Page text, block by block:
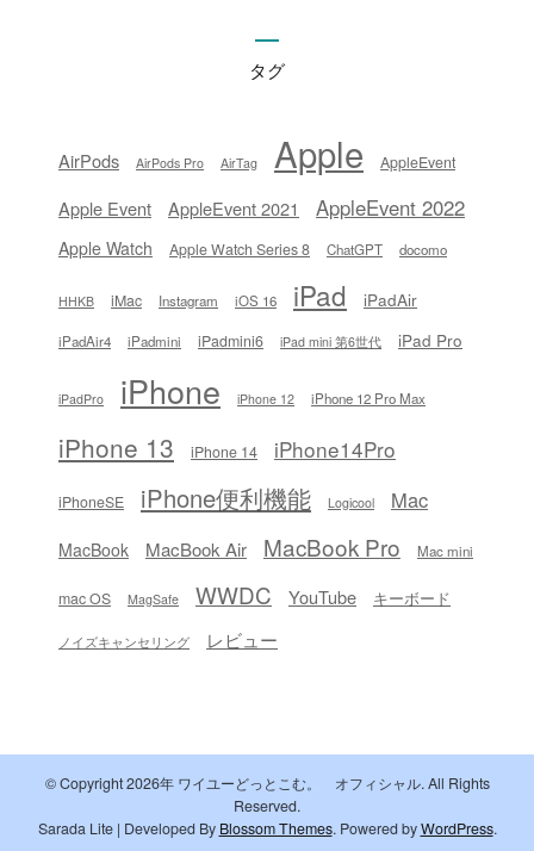
タグ
AirPods AirPods Pro AirTag Apple AppleEvent
Apple Event AppleEvent 2021 AppleEvent 2022
Apple Watch Apple Watch Series 8 ChatGPT docomo
HHKB iMac Instagram iOS 16 iPad iPadAir
iPadAir4 iPadmini iPadmini6 iPad mini 第6世代 iPad Pro
iPadPro iPhone iPhone 12 iPhone 12 Pro Max
iPhone 13 iPhone 14 iPhone14Pro
iPhoneSE iPhone便利機能 Logicool Mac
MacBook MacBook Air MacBook Pro Mac mini
mac OS MagSafe WWDC YouTube キーボード
ノイズキャンセリング レビュー
© Copyright 2026年 ワイユーどっとこむ。 オフィシャル. All Rights
Reserved.
Sarada Lite | Developed By Blossom Themes. Powered byWordPress.